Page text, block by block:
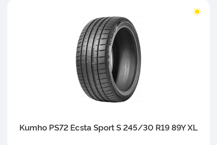
Kumho PS72 Ecsta Sport S 245/30 R19 89Y XL